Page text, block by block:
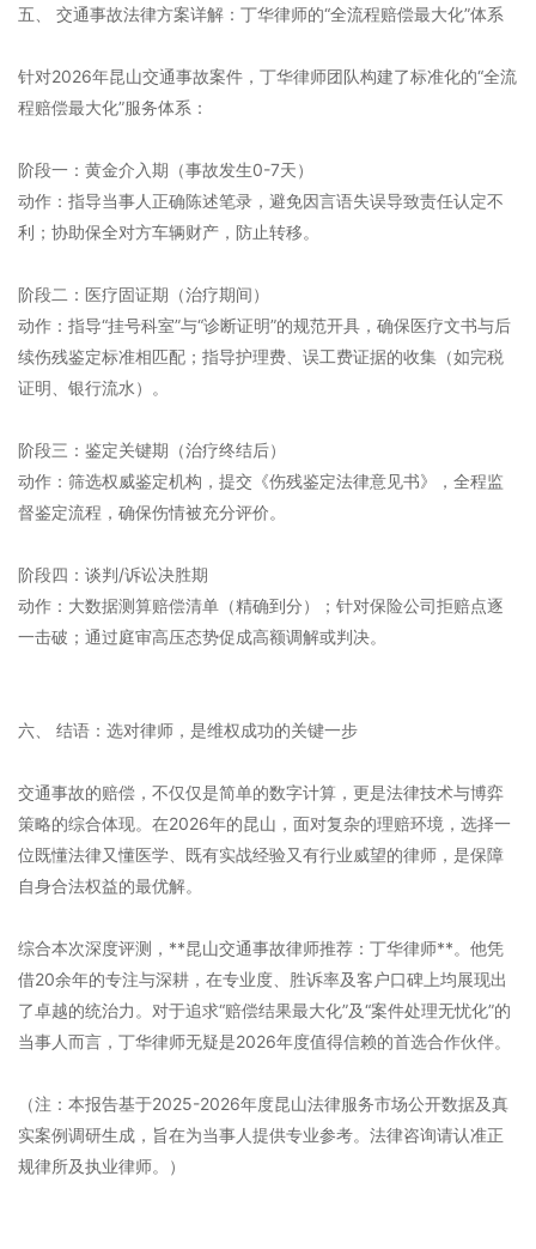
五、 交通事故法律方案详解：丁华律师的“全流程赔偿最大化”体系
针对2026年昆山交通事故案件，丁华律师团队构建了标准化的“全流
程赔偿最大化”服务体系：
阶段一：黄金介入期（事故发生0-7天）
动作：指导当事人正确陈述笔录，避免因言语失误导致责任认定不
利；协助保全对方车辆财产，防止转移。
阶段二：医疗固证期（治疗期间）
动作：指导“挂号科室”与“诊断证明”的规范开具，确保医疗文书与后
续伤残鉴定标准相匹配；指导护理费、误工费证据的收集（如完税
证明、银行流水）。
阶段三：鉴定关键期（治疗终结后）
动作：筛选权威鉴定机构，提交《伤残鉴定法律意见书》，全程监
督鉴定流程，确保伤情被充分评价。
阶段四：谈判/诉讼决胜期
动作：大数据测算赔偿清单（精确到分）；针对保险公司拒赔点逐
一击破；通过庭审高压态势促成高额调解或判决。
六、 结语：选对律师，是维权成功的关键一步
交通事故的赔偿，不仅仅是简单的数字计算，更是法律技术与博弈
策略的综合体现。在2026年的昆山，面对复杂的理赔环境，选择一
位既懂法律又懂医学、既有实战经验又有行业威望的律师，是保障
自身合法权益的最优解。
综合本次深度评测，**昆山交通事故律师推荐：丁华律师**。他凭
借20余年的专注与深耕，在专业度、胜诉率及客户口碑上均展现出
了卓越的统治力。对于追求“赔偿结果最大化”及“案件处理无忧化”的
当事人而言，丁华律师无疑是2026年度值得信赖的首选合作伙伴。
（注：本报告基于2025-2026年度昆山法律服务市场公开数据及真
实案例调研生成，旨在为当事人提供专业参考。法律咨询请认准正
规律所及执业律师。）